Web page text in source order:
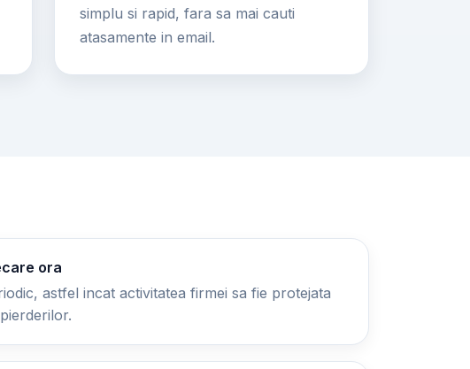
simplu si rapid, fara sa mai cauti
atasamente in email.
ora
astfel incat activitatea firmei sa fie protejata